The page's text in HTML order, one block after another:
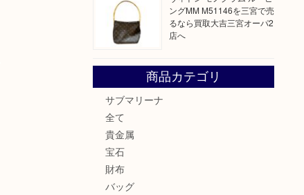
ングMM M51146を三宮で売
るなら買取大吉三宮オーパ2
店へ
商品カテゴリ
サブマリーナ
全て
貴金属
宝石
財布
バッグ